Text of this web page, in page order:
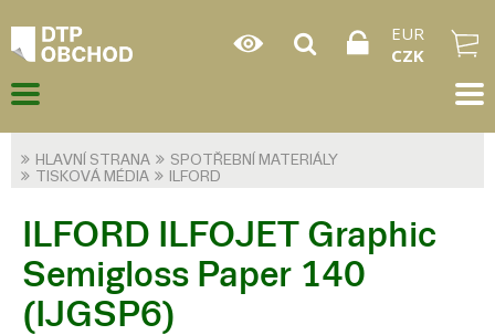
EUR
CZK
HLAVNÍ STRANA
SPOTŘEBNÍ MATERIÁLY
TISKOVÁ MÉDIA
ILFORD
ILFORD ILFOJET Graphic
Semigloss Paper 140
(IJGSP6)